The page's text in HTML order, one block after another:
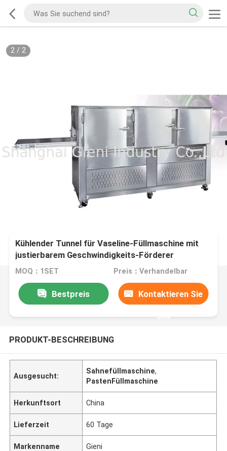
2/ 2
Kühlender Tunnel für Vaseline-Füllmaschine mit
justierbarem Geschwindigkeits-Förderer
MOQ：1SET Preis：Verhandelbar
Bestpreis Kontaktieren Sie
uns
PRODUKT-BESCHREIBUNG
Ausgesucht:
Sahnefüllmaschine,
PastenFüllmaschine
Herkunftsort China
Lieferzeit 60 Tage
Markenname Gieni